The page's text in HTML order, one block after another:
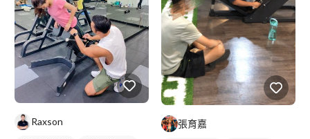
Raxson 張育嘉